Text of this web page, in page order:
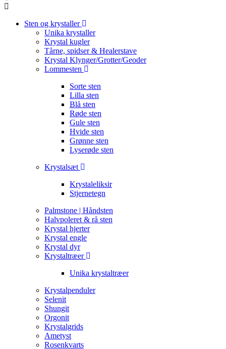
Sten og krystaller
Unika krystaller
Krystal kugler
Tårne, spidser & Healerstave
Krystal Klynger/Grotter/Geoder
Lommesten
Sorte sten
Lilla sten
Blå sten
Røde sten
Gule sten
Hvide sten
Grønne sten
Lyserøde sten
Krystalsæt
Krystaleliksir
Stjernetegn
Palmstone | Håndsten
Halvpoleret & rå sten
Krystal hjerter
Krystal engle
Krystal dyr
Krystaltræer
Unika krystaltræer
Krystalpenduler
Selenit
Shungit
Orgonit
Krystalgrids
Ametyst
Rosenkvarts